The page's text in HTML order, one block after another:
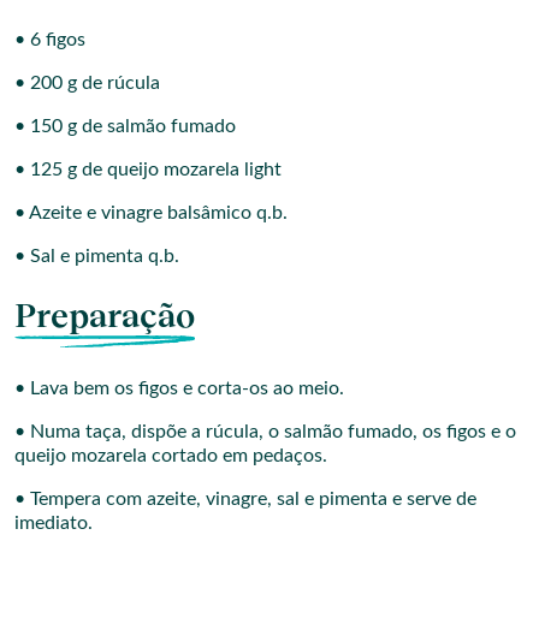
• 6 figos
• 200 g de rúcula
• 150 g de salmão fumado
• 125 g de queijo mozarela light
• Azeite e vinagre balsâmico q.b.
• Sal e pimenta q.b.
Preparação
• Lava bem os figos e corta-os ao meio.
• Numa taça, dispõe a rúcula, o salmão fumado, os figos e o
queijo mozarela cortado em pedaços.
• Tempera com azeite, vinagre, sal e pimenta e serve de
imediato.